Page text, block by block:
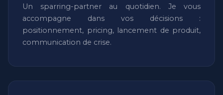
Un sparring-partner au quotidien. Je vous
accompagne dans vos décisions :
positionnement, pricing, lancement de produit,
communication de crise.